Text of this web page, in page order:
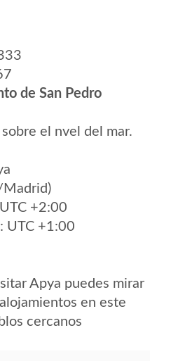
de San Pedro
el nvel del mar.
Madrid)
+2:00
UTC +1:00
Apya puedes mirar
en este
cercanos